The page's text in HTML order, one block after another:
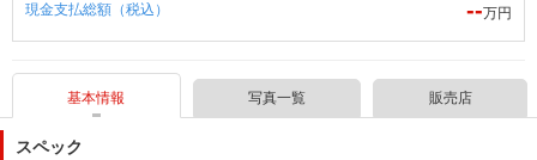
現金支払総額（税込） --万円
基本情報 写真一覧 販売店
スペック